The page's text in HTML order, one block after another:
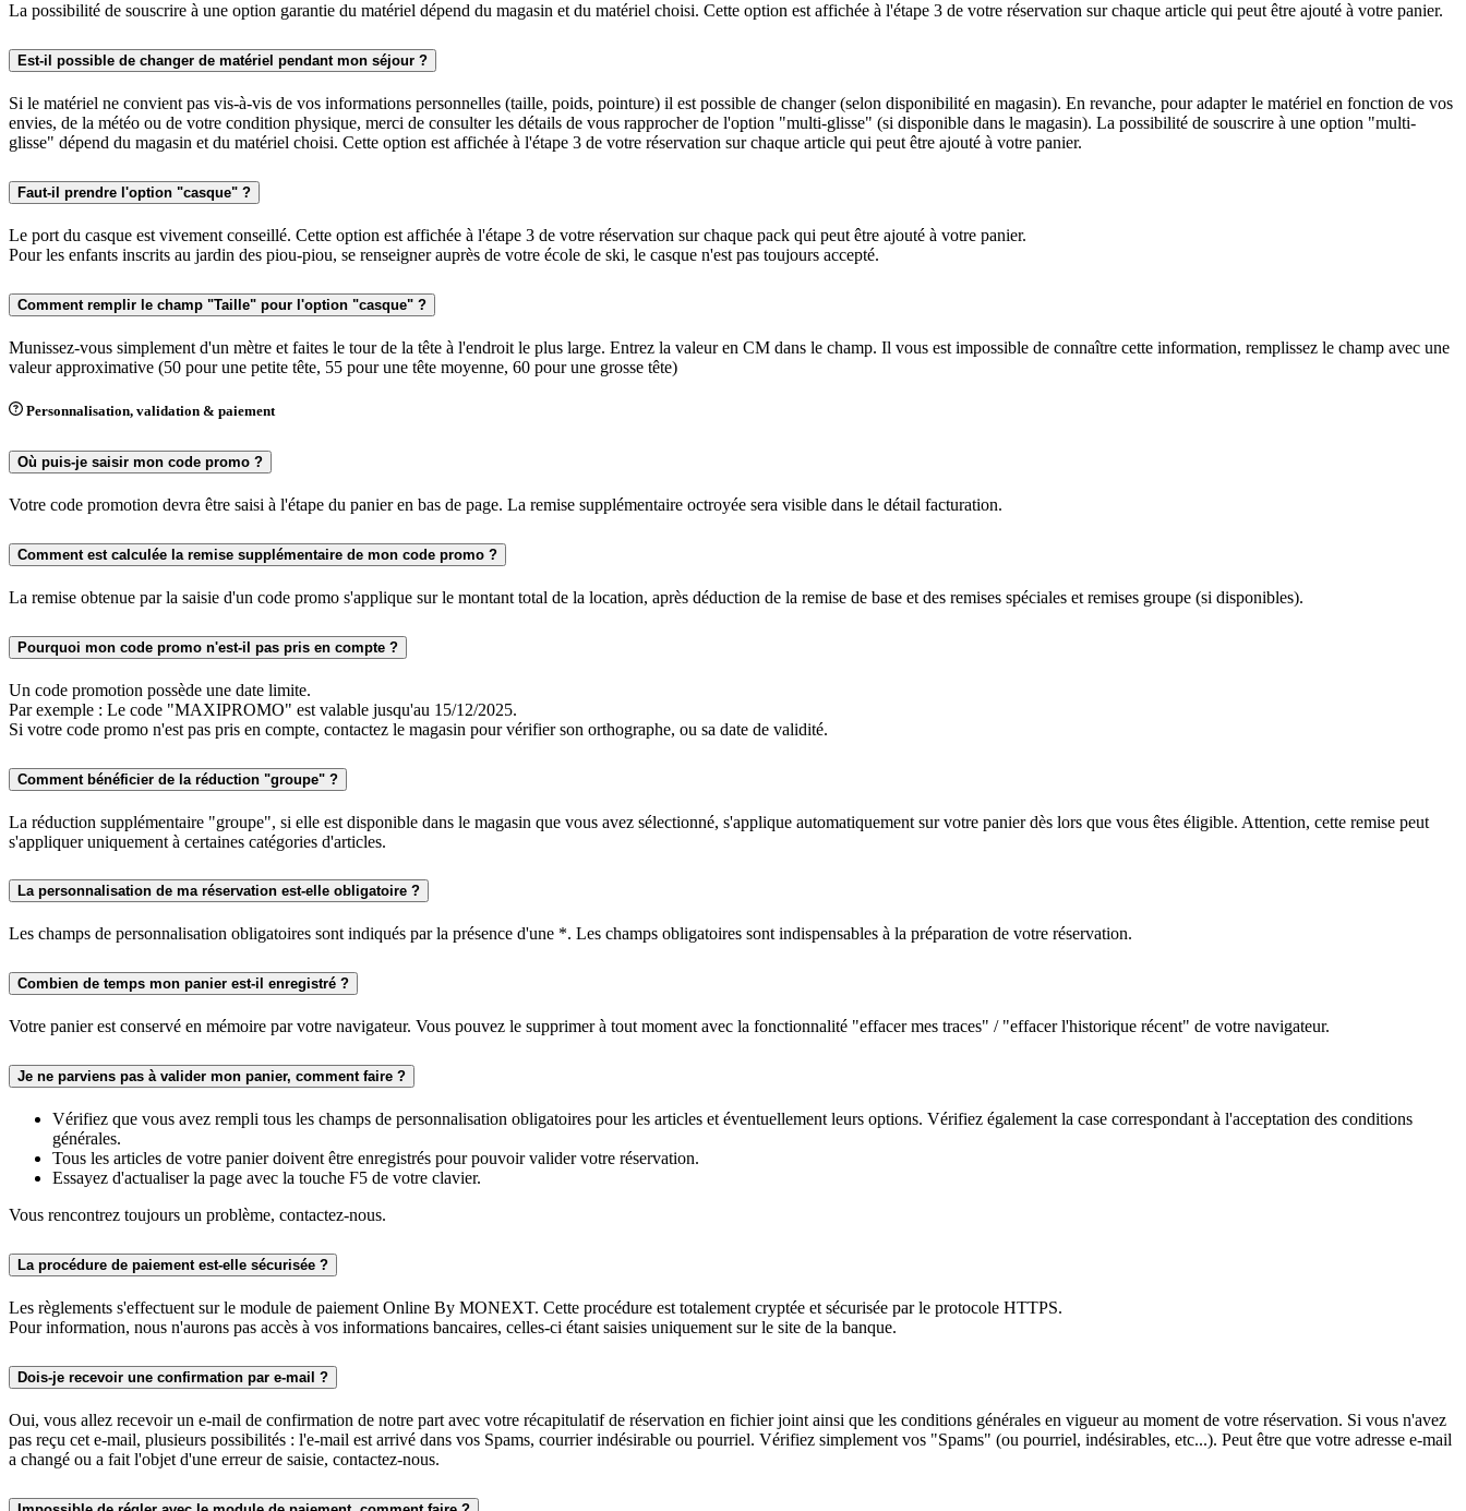
La possibilité de souscrire à une option garantie du matériel dépend du magasin et du matériel choisi. Cette option est affichée à l'étape 3 de votre réservation sur chaque article qui peut être ajouté à votre panier.
Est-il possible de changer de matériel pendant mon séjour ?
Si le matériel ne convient pas vis-à-vis de vos informations personnelles (taille, poids, pointure) il est possible de changer (selon disponibilité en magasin). En revanche, pour adapter le matériel en fonction de vos
envies, de la météo ou de votre condition physique, merci de consulter les détails de vous rapprocher de l'option "multi-glisse" (si disponible dans le magasin). La possibilité de souscrire à une option "multi-
glisse" dépend du magasin et du matériel choisi. Cette option est affichée à l'étape 3 de votre réservation sur chaque article qui peut être ajouté à votre panier.
Faut-il prendre l'option "casque" ?
Le port du casque est vivement conseillé. Cette option est affichée à l'étape 3 de votre réservation sur chaque pack qui peut être ajouté à votre panier.
Pour les enfants inscrits au jardin des piou-piou, se renseigner auprès de votre école de ski, le casque n'est pas toujours accepté.
Comment remplir le champ "Taille" pour l'option "casque" ?
Munissez-vous simplement d'un mètre et faites le tour de la tête à l'endroit le plus large. Entrez la valeur en CM dans le champ. Il vous est impossible de connaître cette information, remplissez le champ avec une
valeur approximative (50 pour une petite tête, 55 pour une tête moyenne, 60 pour une grosse tête)
Personnalisation, validation & paiement
Où puis-je saisir mon code promo ?
Votre code promotion devra être saisi à l'étape du panier en bas de page. La remise supplémentaire octroyée sera visible dans le détail facturation.
Comment est calculée la remise supplémentaire de mon code promo ?
La remise obtenue par la saisie d'un code promo s'applique sur le montant total de la location, après déduction de la remise de base et des remises spéciales et remises groupe (si disponibles).
Pourquoi mon code promo n'est-il pas pris en compte ?
Un code promotion possède une date limite.
Par exemple : Le code "MAXIPROMO" est valable jusqu'au 15/12/2025.
Si votre code promo n'est pas pris en compte, contactez le magasin pour vérifier son orthographe, ou sa date de validité.
Comment bénéficier de la réduction "groupe" ?
La réduction supplémentaire "groupe", si elle est disponible dans le magasin que vous avez sélectionné, s'applique automatiquement sur votre panier dès lors que vous êtes éligible. Attention, cette remise peut
s'appliquer uniquement à certaines catégories d'articles.
La personnalisation de ma réservation est-elle obligatoire ?
Les champs de personnalisation obligatoires sont indiqués par la présence d'une *. Les champs obligatoires sont indispensables à la préparation de votre réservation.
Combien de temps mon panier est-il enregistré ?
Votre panier est conservé en mémoire par votre navigateur. Vous pouvez le supprimer à tout moment avec la fonctionnalité "effacer mes traces" / "effacer l'historique récent" de votre navigateur.
Je ne parviens pas à valider mon panier, comment faire ?
Vérifiez que vous avez rempli tous les champs de personnalisation obligatoires pour les articles et éventuellement leurs options. Vérifiez également la case correspondant à l'acceptation des conditions
générales.
Tous les articles de votre panier doivent être enregistrés pour pouvoir valider votre réservation.
Essayez d'actualiser la page avec la touche F5 de votre clavier.
Vous rencontrez toujours un problème, contactez-nous.
La procédure de paiement est-elle sécurisée ?
Les règlements s'effectuent sur le module de paiement Online By MONEXT. Cette procédure est totalement cryptée et sécurisée par le protocole HTTPS.
Pour information, nous n'aurons pas accès à vos informations bancaires, celles-ci étant saisies uniquement sur le site de la banque.
Dois-je recevoir une confirmation par e-mail ?
Oui, vous allez recevoir un e-mail de confirmation de notre part avec votre récapitulatif de réservation en fichier joint ainsi que les conditions générales en vigueur au moment de votre réservation. Si vous n'avez
pas reçu cet e-mail, plusieurs possibilités : l'e-mail est arrivé dans vos Spams, courrier indésirable ou pourriel. Vérifiez simplement vos "Spams" (ou pourriel, indésirables, etc...). Peut être que votre adresse e-mail
a changé ou a fait l'objet d'une erreur de saisie, contactez-nous.